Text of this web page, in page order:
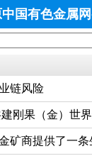
国有色金属
链风险
刚果（金）世
矿商提供了一条